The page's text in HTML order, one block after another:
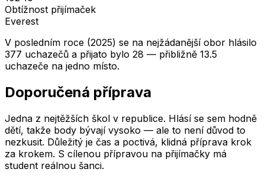
Obtížnost přijímaček
Everest
V posledním roce (2025) se na nejžádanější obor hlásilo
377 uchazečů a přijato bylo 28 — přibližně 13.5
uchazeče na jedno místo.
Doporučená příprava
Jedna z nejtěžších škol v republice. Hlásí se sem hodně
dětí, takže body bývají vysoko — ale to není důvod to
nezkusit. Důležitý je čas a poctivá, klidná příprava krok
za krokem. S cílenou přípravou na přijímačky má
student reálnou šanci.